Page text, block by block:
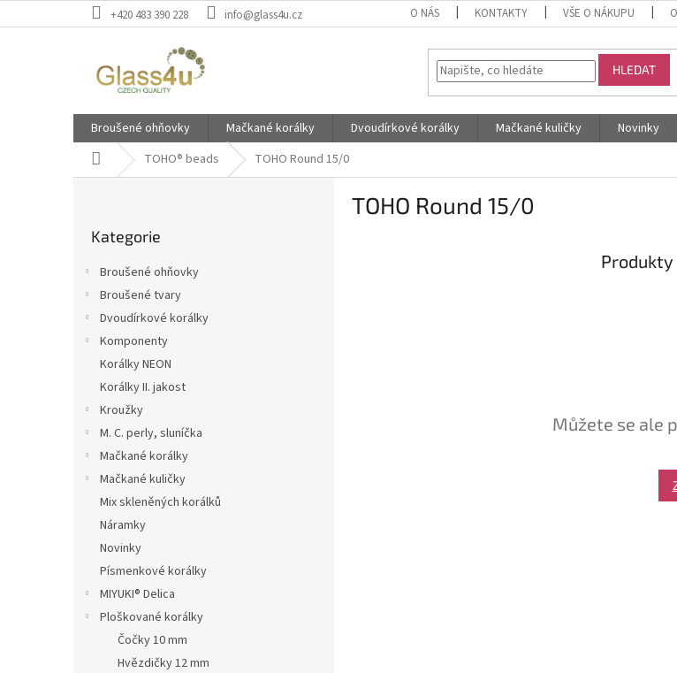
na
+420 483 390 228 info@glass4u.cz O NÁS KONTAKTY VŠE O NÁKUPU
HLEDAT
Broušené ohňovky Mačkané korálky Dvoudírkové korálky Mačkané kuličky Novinky
Domů TOHO® beads TOHO Round 15/0
kategorie
Kategorie
Broušené ohňovky
Broušené tvary
Dvoudírkové korálky
Komponenty
Korálky NEON
Korálky II. jakost
Kroužky
M. C. perly, sluníčka
Mačkané korálky
Mačkané kuličky
Mix skleněných korálků
Náramky
Novinky
Písmenkové korálky
MIYUKI® Delica
Ploškované korálky
Čočky 10 mm
Hvězdičky 12 mm
TOHO Round 15/0
Můžete se ale